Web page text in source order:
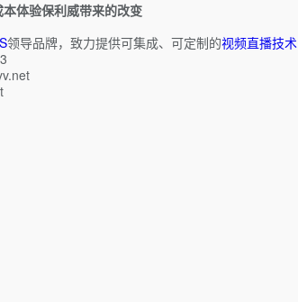
体验保利威带来的改变
领导品牌，致力提供可集成、可定制的视频直播技术